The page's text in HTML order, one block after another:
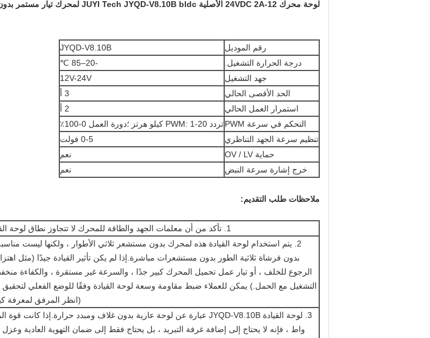
لوحة محرك 12-24VDC 2A الأصلية JUYI Tech JYQD-V8.10B bldc لمحرك تيار مستمر بدون مستشعر
رقم الموديل
JYQD-V8.10B
درجة الحرارة التشغيل.
-20–85 ℃
جهد التشغيل
12V-24V
الحد الأقصى الحالي
3 أ
استمرار العمل الحالي
2 أ
التحكم في سرعة PWM
تردد PWM: 1-20 كيلو هرتز ؛دورة العمل 0-100٪
تنظيم سرعة الجهد التناظري
0-5 فولت
حماية OV / LV
نعم
خرج إشارة سرعة النبض
نعم
ملاحظات طلب التقديم:
1. تأكد من أن معلمات الجهد والطاقة للمحرك لا تتجاوز نطاق لوحة القيادة كما هو محدد.
2. يتم استخدام لوحة القيادة هذه لمحرك بدون مستشعر ثلاثي الأطوار ، ولكنها ليست
بدون فرشاة ثلاثية الطور بدون مستشعرات مباشرة.إذا لم يكن تأثير القيادة جيدًا (مثل
الرجوع للخلف ، أو تيار عمل تحميل المحرك كبير جدًا ، والسرعة غير مستقرة ، والكفاءة
التشغيل مع الحمل.) يمكن للعملاء ضبط مقاومة وسعة لوحة القيادة وفقًا للوضع الفعلي لتحقيق
(انظر المرفق لمعرفة
واط ، فإنه لا يحتاج إلى إضافة غرفة التبريد ، بل يحتاج فقط إلى ضمان التهوية العادية وعزل